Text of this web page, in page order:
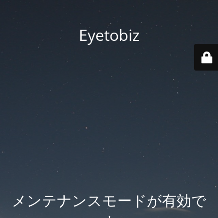
Eyetobiz
メンテナンスモードが有効で